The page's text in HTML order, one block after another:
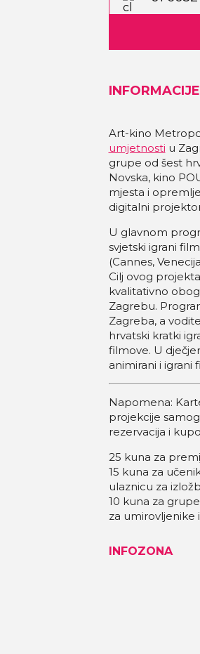
INFORMACIJE
Art-kino
umjetnosti u
grupe od šest
Novska, kino
mjesta i
digitalni
U glavnom
svjetski igrani
(Cannes,
Cilj ovog
kvalitativno
Zagrebu.
Zagreba, a
hrvatski kratki
filmove. U
animirani i igrani
Napomena:
projekcije
rezervacija i
25 kuna za
15 kuna za
ulaznicu za
10 kuna za
za umirovljenike
INFOZONA